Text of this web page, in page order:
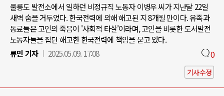
울릉도 발전소에서 일하던 비정규직 노동자 이병우 씨가 지난달 22일
새벽 숨을 거두었다. 한국전력에 의해 해고된 지 8개월 만이다. 유족과
동료들은 고인의 죽음이 '사회적 타살'이라며, 고인을 비롯한 도서발전
노동자들을 집단 해고한 한국전력에 책임을 묻고 있다.
류민 기자
2025.05.09. 17:08 0
기사수정